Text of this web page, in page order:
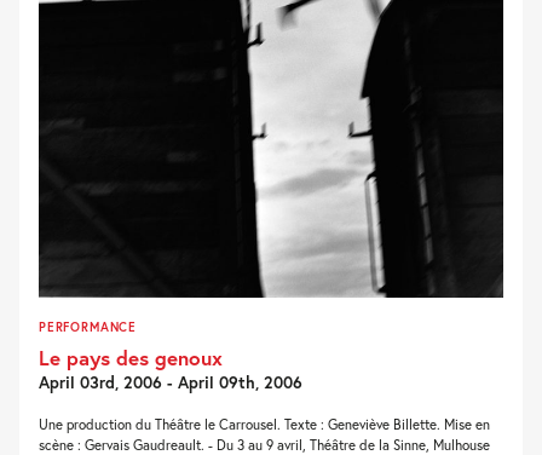
PERFORMANCE
Le pays des genoux
April 03rd, 2006 - April 09th, 2006
Une production du Théâtre le Carrousel. Texte : Geneviève Billette. Mise en
scène : Gervais Gaudreault. - Du 3 au 9 avril, Théâtre de la Sinne, Mulhouse